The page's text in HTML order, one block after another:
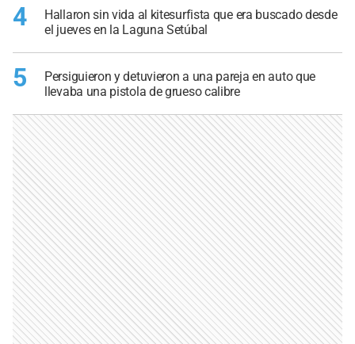
4
Hallaron sin vida al kitesurfista que era buscado desde
el jueves en la Laguna Setúbal
5
Persiguieron y detuvieron a una pareja en auto que
llevaba una pistola de grueso calibre